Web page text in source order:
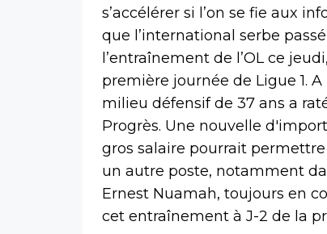
s’accélérer si l’on se fie aux
que l’international serbe
l’entraînement de l’OL ce
première journée de Ligue 1.
milieu défensif de 37 ans a
Progrès. Une nouvelle
gros salaire pourrait
un autre poste, notamment
Ernest Nuamah, toujours en
cet entraînement à J-2 de la